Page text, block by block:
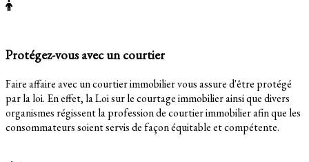
Protégez-vous avec un courtier
Faire affaire avec un courtier immobilier vous assure d'être protégé
par la loi. En effet, la Loi sur le courtage immobilier ainsi que divers
organismes régissent la profession de courtier immobilier afin que les
consommateurs soient servis de façon équitable et compétente.